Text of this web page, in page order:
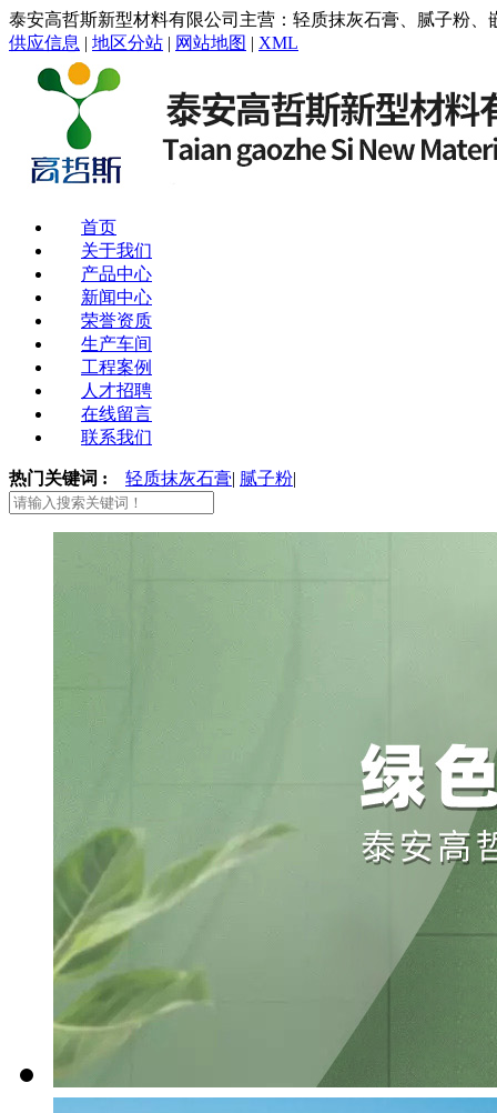
泰安高哲斯新型材料有限公司主营：轻质抹灰石膏、腻子粉
供应信息 | 地区分站 | 网站地图 | XML
首页
关于我们
产品中心
新闻中心
荣誉资质
生产车间
工程案例
人才招聘
在线留言
联系我们
热门关键词 : 轻质抹灰石膏| 腻子粉|